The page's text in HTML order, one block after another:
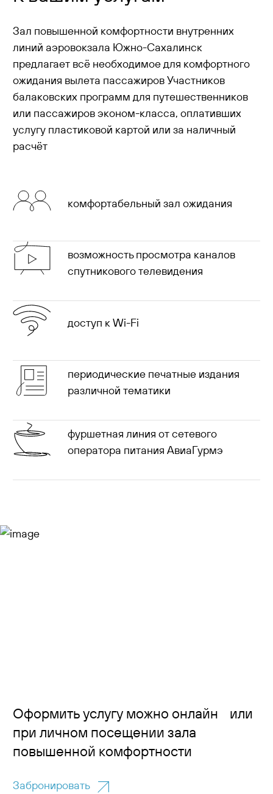
Зал повышенной комфортности внутренних
линий аэровокзала Южно-Сахалинск
предлагает всё необходимое для комфортного
ожидания вылета пассажиров Участников
балаковских программ для путешественников
или пассажиров эконом-класса, оплативших
услугу пластиковой картой или за наличный
расчёт
комфортабельный зал ожидания
возможность просмотра каналов
спутникового телевидения
доступ к Wi-Fi
периодические печатные издания
различной тематики
фуршетная линия от сетевого
оператора питания АвиаГурмэ
Оформить услугу можно онлайн или
при личном посещении зала
повышенной комфортности
Забронировать